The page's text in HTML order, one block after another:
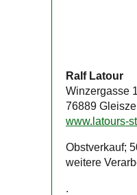
Ralf Latour
Winzergasse
76889
www.latours-
Obstverkauf;
weitere
.